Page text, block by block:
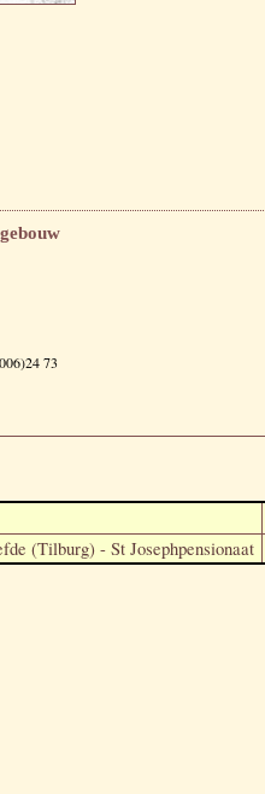
73
(Tilburg) - St Josephpensionaat